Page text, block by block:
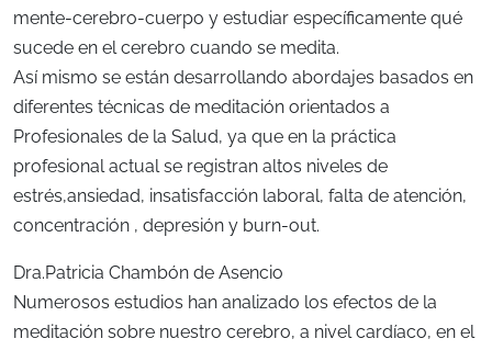
mente-cerebro-cuerpo y estudiar específicamente qué
sucede en el cerebro cuando se medita.
Así mismo se están desarrollando abordajes basados en
diferentes técnicas de meditación orientados a
Profesionales de la Salud, ya que en la práctica
profesional actual se registran altos niveles de
estrés,ansiedad, insatisfacción laboral, falta de atención,
concentración , depresión y burn-out.
Dra.Patricia Chambón de Asencio
Numerosos estudios han analizado los efectos de la
meditación sobre nuestro cerebro, a nivel cardíaco, en el